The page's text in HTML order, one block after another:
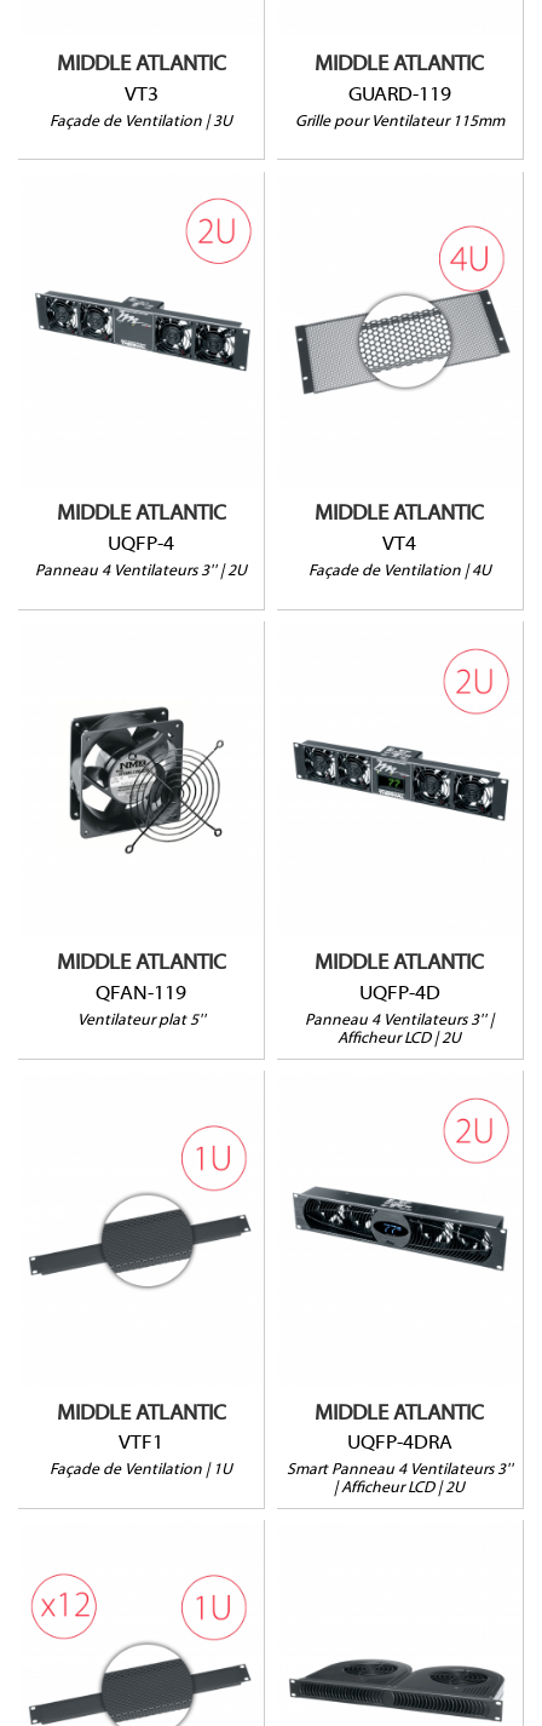
MIDDLE ATLANTIC
VT3
Façade de Ventilation | 3U
MIDDLE ATLANTIC
GUARD-119
Grille pour Ventilateur 115mm
MIDDLE ATLANTIC
UQFP-4
Panneau 4 Ventilateurs 3'' | 2U
UQFP-4
MIDDLE ATLANTIC
VT4
Façade de Ventilation | 4U
VT4
Ouverture à 64%
MIDDLE ATLANTIC
QFAN-119
Ventilateur plat 5''
QFAN-119
MIDDLE ATLANTIC
UQFP-4D
Panneau 4 Ventilateurs 3'' |
Afficheur LCD | 2U
MIDDLE ATLANTIC
VTF1
Façade de Ventilation | 1U
VTF1
Ouverture à 25%
MIDDLE ATLANTIC
UQFP-4DRA
Smart Panneau 4 Ventilateurs 3''
| Afficheur LCD | 2U
Régulation intelligente
VTF1-CP12